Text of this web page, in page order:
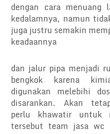
dengan cara menuang
kedalamnya, namun
juga justru semakin
keadaannya
dan jalur pipa menjadi
bengkok karena
digunakan melebihi
disarankan. Akan
perlu khawatir untuk
tersebut team jasa wc